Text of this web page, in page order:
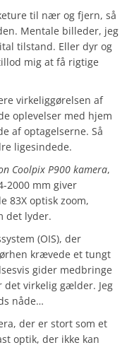
til nær og fjern, så
Mentale billeder, jeg
tilstand. Eller dyr og
mig at få rigtige
virkeliggørelsen af
oplevelser med hjem
af optagelserne. Så
ligesindede.
Coolpix P900 kamera,
2000 mm giver
83X optisk zoom,
det lyder.
(OIS), der
krævede et tungt
gider medbringe
det virkelig gælder. Jeg
nåde…
der er stort som et
optik, der ikke kan